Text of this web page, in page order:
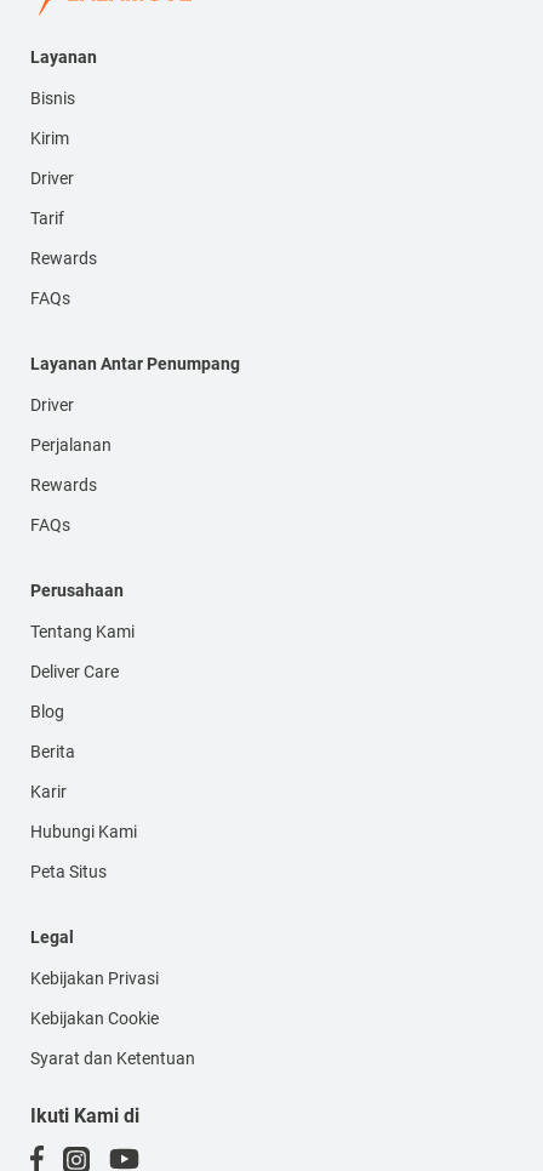
Layanan
Bisnis
Kirim
Driver
Tarif
Rewards
FAQs
Layanan Antar Penumpang
Driver
Perjalanan
Rewards
FAQs
Perusahaan
Tentang Kami
Deliver Care
Blog
Berita
Karir
Hubungi Kami
Peta Situs
Legal
Kebijakan Privasi
Kebijakan Cookie
Syarat dan Ketentuan
Ikuti Kami di